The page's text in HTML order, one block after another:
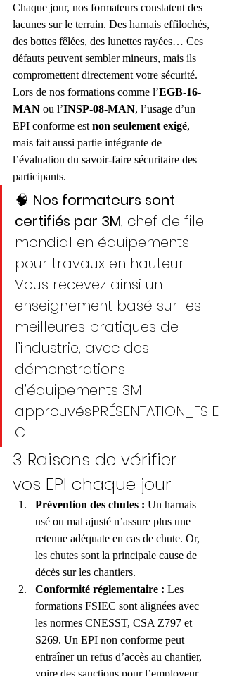
Chaque jour, nos formateurs constatent des
lacunes sur le terrain. Des harnais effilochés,
des bottes fêlées, des lunettes rayées… Ces
défauts peuvent sembler mineurs, mais ils
compromettent directement votre sécurité.
Lors de nos formations comme l’EGB-16-
MAN ou l’INSP-08-MAN, l’usage d’un
EPI conforme est non seulement exigé,
mais fait aussi partie intégrante de
l’évaluation du savoir-faire sécuritaire des
participants.
🧠 Nos formateurs sont
certifiés par 3M, chef de file
mondial en équipements
pour travaux en hauteur.
Vous recevez ainsi un
enseignement basé sur les
meilleures pratiques de
l’industrie, avec des
démonstrations
d’équipements 3M
approuvésPRÉSENTATION_FSIE
C.
3 Raisons de vérifier
vos EPI chaque jour
Prévention des chutes : Un harnais
usé ou mal ajusté n’assure plus une
retenue adéquate en cas de chute. Or,
les chutes sont la principale cause de
décès sur les chantiers.
Conformité réglementaire : Les
formations FSIEC sont alignées avec
les normes CNESST, CSA Z797 et
S269. Un EPI non conforme peut
entraîner un refus d’accès au chantier,